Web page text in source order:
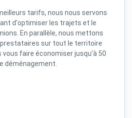
tarifs, nous nous servons
d'optimiser les trajets et le
En parallèle, nous mettons
sur tout le territoire
faire économiser jusqu’à 50
déménagement.